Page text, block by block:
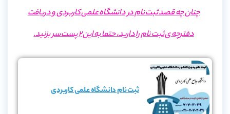
چنان چه قصد ثبت نام در دانشگاه علمی کاربردی و دریافت
دفترچه ی ثبت نام را دارید، حتما به این 2 پست سر بزنید.
ثبت نام دانشگاه علمی کاربردی